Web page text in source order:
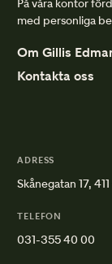
med personliga
Om Gillis
Kontakta oss
ADRESS
Skånegatan 17,
TELEFON
031-355 40 00